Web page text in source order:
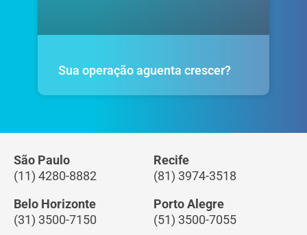
Sua operação aguenta crescer?
São Paulo
(11) 4280-8882
Recife
(81) 3974-3518
Belo Horizonte
(31) 3500-7150
Porto Alegre
(51) 3500-7055